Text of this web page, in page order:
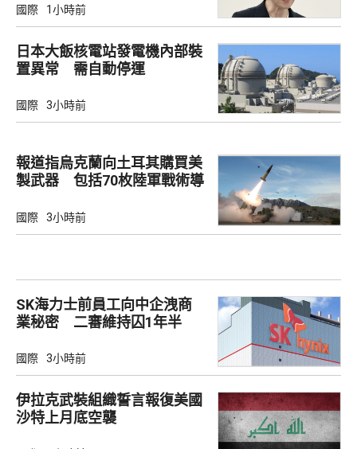
國際 1小時前
日本大飯核電站發電機內部裝
置異常 需自動停運
國際 3小時前
報道指烏克蘭向土耳其購買美
製武器 包括70枚陸軍戰術導
國際 3小時前
SK海力士前員工向中企洩商
業秘密 二審維持囚1年半
國際 3小時前
伊拉克武裝組織誓言報復美國
沙特上月底空襲